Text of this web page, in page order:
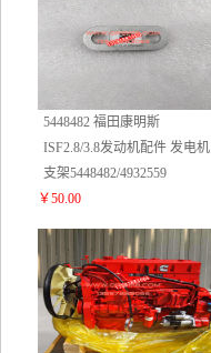
5448482 福田康明斯
ISF2.8/3.8发动机配件 发电机
支架5448482/4932559
￥50.00